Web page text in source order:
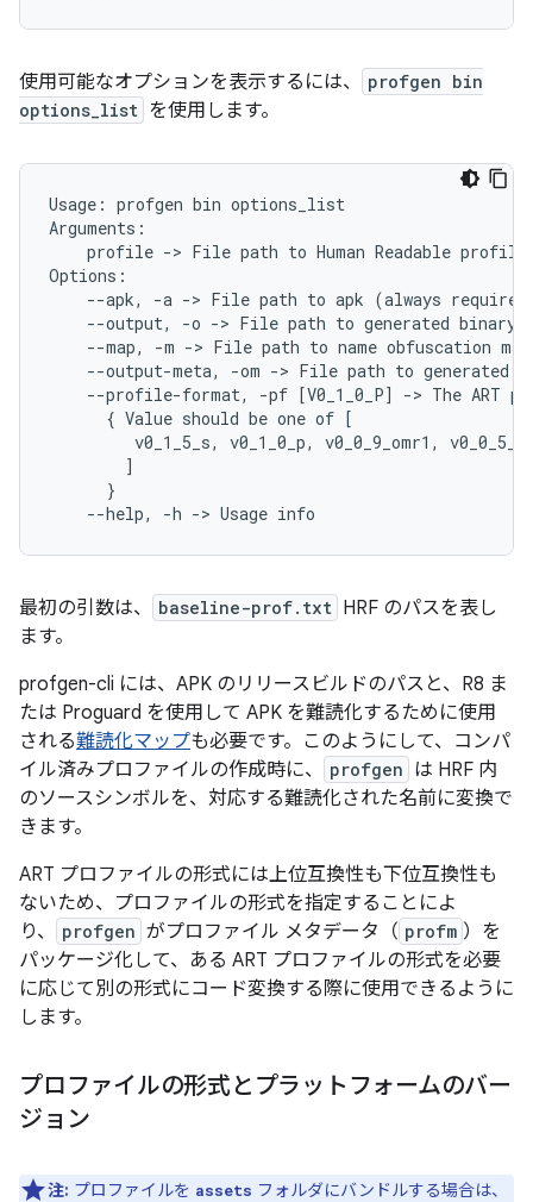
使用可能なオプションを表示するには、
profgen bin
options_list を使用します。
Usage: profgen bin options_list
profile -> File path to Human Readable profile
--apk,
-a -> File path to apk (always required
--output,
-o -> File path to generated binary
--map,
-m -> File path to name obfuscation map
--output-meta,
-om -> File path to generated
--profile-format,
-pf [V0_1_0_P] -> The ART
{ Value should be one of [
v0_1_5_s,
v0_1_0_p, v0_0_9_omr1,
]
}
--help,
-h -> Usage
最初の引数は、 baseline-prof.txt HRF のパスを表し
ます。
profgen-cli には、APK のリリースビルドのパスと、R8 ま
たは Proguard を使用して APK を難読化するために使用
される難読化マップも必要です。このようにして、コンパ
イル済みプロファイルの作成時に、
profgen は HRF 内
のソースシンボルを、対応する難読化された名前に変換で
きます。
ART プロファイルの形式には上位互換性も下位互換性も
ないため、プロファイルの形式を指定することによ
り、
profgen がプロファイル メタデータ（ profm ）を
パッケージ化して、ある ART プロファイルの形式を必要
に応じて別の形式にコード変換する際に使用できるように
します。
プロファイルの形式とプラットフォームのバー
ジョン
注: プロファイルを assets フォルダにバンドルする場合は、